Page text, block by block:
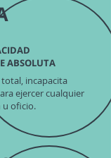
ABSOLUTA
incapacita
ejercer cualquier
u oficio.